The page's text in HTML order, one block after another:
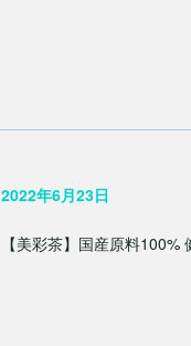
2022年6月23日
【美彩茶】国産原料